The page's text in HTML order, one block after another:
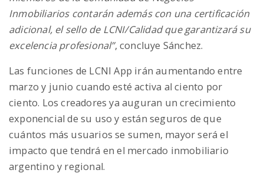
Inmobiliarios contarán además con una certificación
adicional, el sello de LCNI/Calidad que garantizará su
excelencia profesional”, concluye Sánchez.
Las funciones de LCNI App irán aumentando entre
marzo y junio cuando esté activa al ciento por
ciento. Los creadores ya auguran un crecimiento
exponencial de su uso y están seguros de que
cuántos más usuarios se sumen, mayor será el
impacto que tendrá en el mercado inmobiliario
argentino y regional.